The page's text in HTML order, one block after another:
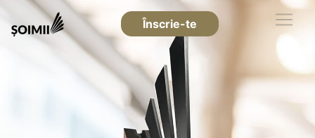
Înscrie-te